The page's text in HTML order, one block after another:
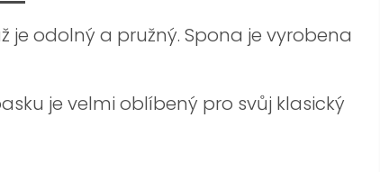
je odolný a pružný. Spona je vyrobena
je velmi oblíbený pro svůj klasický